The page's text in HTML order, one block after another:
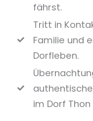
fährst.
Tritt in
Familie und
Dorfleben.
im Dorf Thon